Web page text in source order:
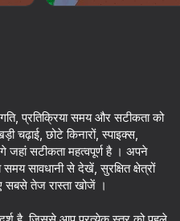
प्रतिक्रिया समय और सटीकता को
चढ़ाई, छोटे किनारों, स्पाइक्स,
जहां सटीकता महत्वपूर्ण है । अपने
सावधानी से देखें, सुरक्षित क्षेत्रों
तेज रास्ता खोजें ।